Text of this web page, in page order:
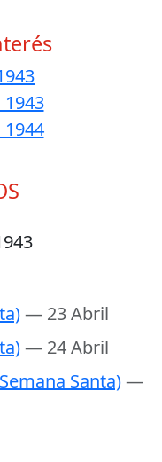
— 23 Abril
— 24 Abril
Santa)—